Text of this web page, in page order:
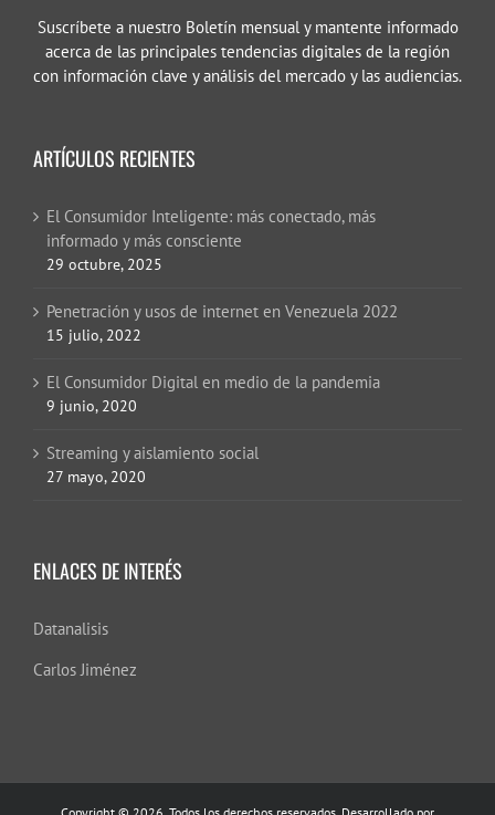
Suscríbete a nuestro Boletín mensual y mantente informado
acerca de las principales tendencias digitales de la región
con información clave y análisis del mercado y las audiencias.
ARTÍCULOS RECIENTES
El Consumidor Inteligente: más conectado, más
informado y más consciente
29 octubre, 2025
Penetración y usos de internet en Venezuela 2022
15 julio, 2022
El Consumidor Digital en medio de la pandemia
9 junio, 2020
Streaming y aislamiento social
27 mayo, 2020
ENLACES DE INTERÉS
Datanalisis
Carlos Jiménez